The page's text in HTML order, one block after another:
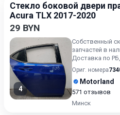
Стекло боковой двери
Acura TLX 2017-2020
29 BYN
4
Собственный
запчастей в
Доставка по
получения
Ориг. номера
Motorland
571 отзывов
Минск